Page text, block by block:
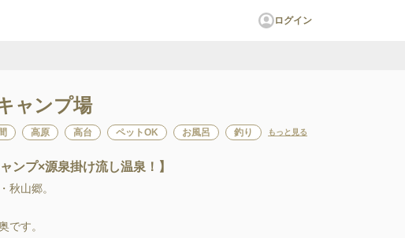
ログイン
ャンプ場
高原 高台 ペットOK お風呂 釣り もっと見る
ンプ×源泉掛け流し温泉！】
山郷。
です。